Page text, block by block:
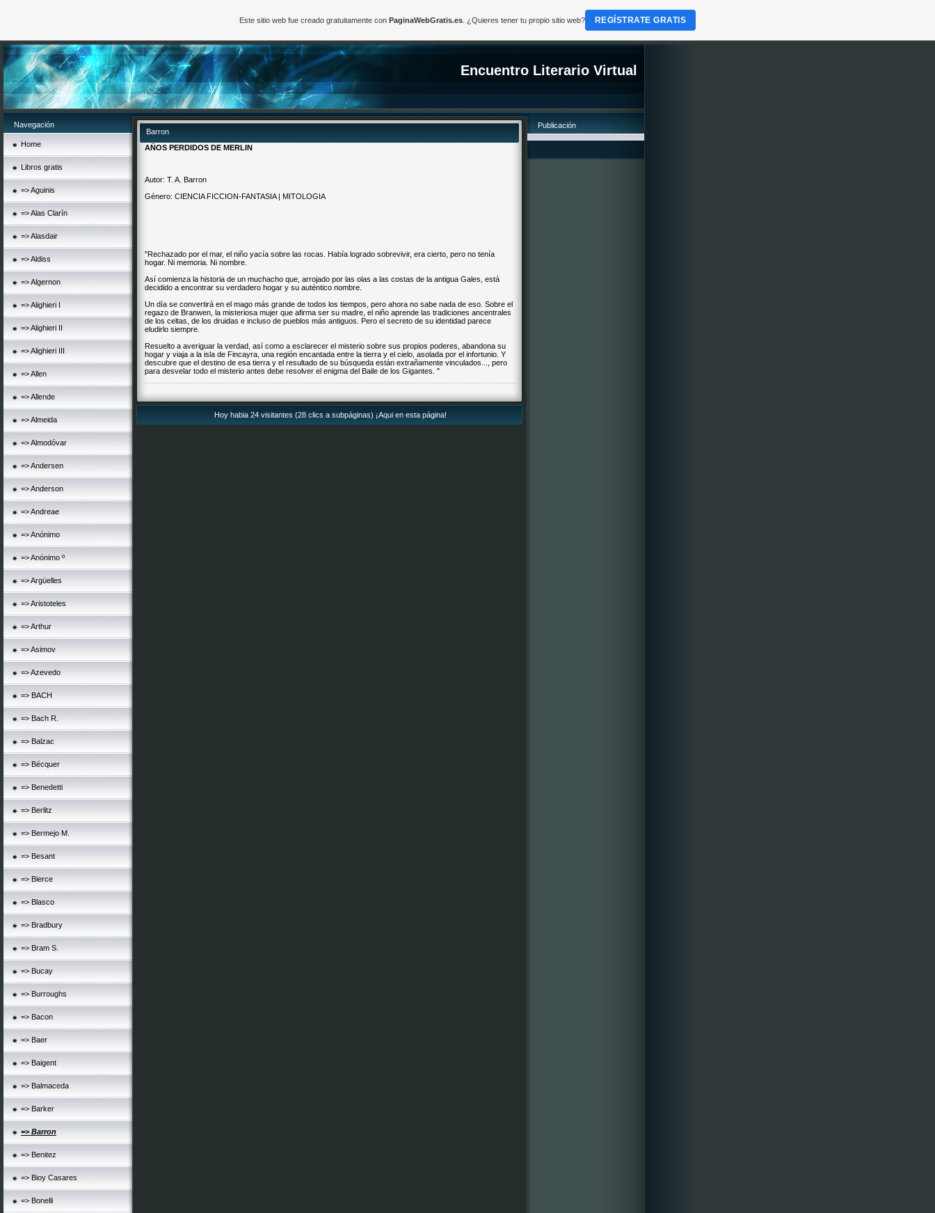
Encuentro Literario Virtual
Navegación
Home
Libros gratis
=> Aguinis
=> Alas Clarín
=> Alasdair
=> Aldiss
=> Algernon
=> Alighieri I
=> Alighieri II
=> Alighieri III
=> Allen
=> Allende
=> Almeida
=> Almodóvar
=> Andersen
=> Anderson
=> Andreae
=> Anónimo
=> Anónimo º
=> Argüelles
=> Aristoteles
=> Arthur
=> Asimov
=> Azevedo
=> BACH
=> Bach R.
=> Balzac
=> Bécquer
=> Benedetti
=> Berlitz
=> Bermejo M.
=> Besant
=> Bierce
=> Blasco
=> Bradbury
=> Bram S.
=> Bucay
=> Burroughs
=> Bacon
=> Baer
=> Baigent
=> Balmaceda
=> Barker
=> Barron
=> Benitez
=> Bioy Casares
=> Bonelli
Barron
AÑOS PERDIDOS DE MERLIN
Autor: T. A. Barron
Género: CIENCIA FICCION-FANTASIA | MITOLOGIA
"Rechazado por el mar, el niño yacía sobre las rocas. Había logrado sobrevivir, era cierto, pero no tenía
hogar. Ni memoria. Ni nombre.
Así comienza la historia de un muchacho que, arrojado por las olas a las costas de la antigua Gales, está
decidido a encontrar su verdadero hogar y su auténtico nombre.
Un día se convertirá en el mago más grande de todos los tiempos, pero ahora no sabe nada de eso. Sobre el
regazo de Branwen, la misteriosa mujer que afirma ser su madre, el niño aprende las tradiciones ancentrales
de los celtas, de los druidas e incluso de pueblos más antiguos. Pero el secreto de su identidad parece
eludirlo siempre.
Resuelto a averiguar la verdad, así como a esclarecer el misterio sobre sus propios poderes, abandona su
hogar y viaja a la isla de Fincayra, una región encantada entre la tierra y el cielo, asolada por el infortunio. Y
descubre que el destino de esa tierra y el resultado de su búsqueda están extrañamente vinculados..., pero
para desvelar todo el misterio antes debe resolver el enigma del Baile de los Gigantes. "
Hoy habia 24 visitantes (28 clics a subpáginas) ¡Aqui en esta página!
Publicación
Este sitio web fue creado gratuitamente con PaginaWebGratis.es. ¿Quieres tener tu propio sitio web? REGÍSTRATE GRATIS